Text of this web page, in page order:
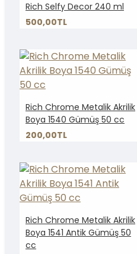
Rich Selfy Decor 240 ml
500,00TL
Rich Chrome Metalik Akrilik
Boya 1540 Gümüş 50 cc
200,00TL
Rich Chrome Metalik Akrilik
Boya 1541 Antik Gümüş 50
cc